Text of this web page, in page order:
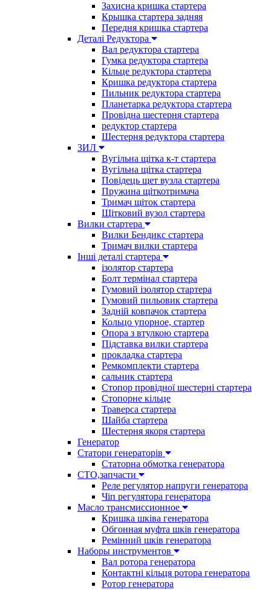
Захисна кришка стартера
Крышка стартера задняя
Передня кришка стартера
Деталі Редуктора
Вал редуктора стартера
Гумка редуктора стартера
Кільце редуктора стартера
Кришка редуктора стартера
Пильник редуктора стартера
Планетарка редуктора стартера
Провідна шестерня стартера
редуктор стартера
Шестерня редуктора стартера
ЗИЛ
Вугільна щітка к-т стартера
Вугільна щітка стартера
Повідець щет вузла стартера
Пружина щіткотримача
Тримач щіток стартера
Щітковий вузол стартера
Вилки стартера
Вилки Бендикс стартера
Тримач вилки стартера
Інші деталі стартера
ізолятор стартера
Болт термінал стартера
Гумовий ізолятор стартера
Гумовий пильовик стартера
Задній ковпачок стартера
Кольцо упорное, стартер
Опора з втулкою стартера
Підставка вилки стартера
прокладка стартера
Ремкомплекти стартера
сальник стартера
Стопор провідної шестерні стартера
Стопорне кільце
Траверса стартера
Шайба стартера
Шестерня якоря стартера
Генератор
Cтатори генераторів
Статорна обмотка генератора
СТО,запчасти
Реле регулятор напруги генератора
Чіп регулятора генератора
Масло трансмиссионное
Кришка шківа генератора
Обгонная муфта шків генератора
Ремінний шків генератора
Наборы инструментов
Вал ротора генератора
Контактні кільця ротора генератора
Ротор генератора